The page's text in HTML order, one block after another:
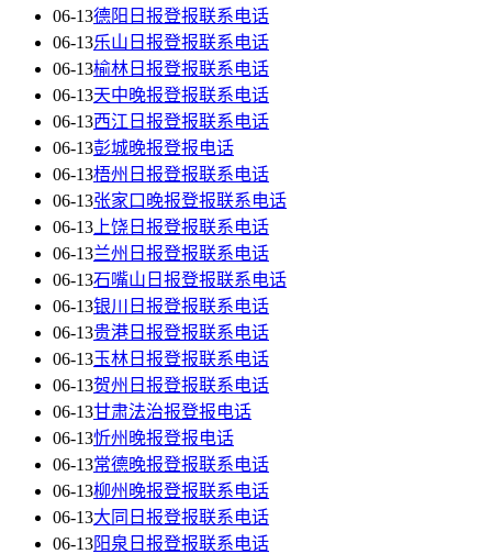
06-13德阳日报登报联系电话
06-13乐山日报登报联系电话
06-13榆林日报登报联系电话
06-13天中晚报登报联系电话
06-13西江日报登报联系电话
06-13彭城晚报登报电话
06-13梧州日报登报联系电话
06-13张家口晚报登报联系电话
06-13 上饶日报登报联系电话
06-13兰州日报登报联系电话
06-13石嘴山日报登报联系电话
06-13银川日报登报联系电话
06-13贵港日报登报联系电话
06-13玉林日报登报联系电话
06-13贺州日报登报联系电话
06-13甘肃法治报登报电话
06-13忻州晚报登报电话
06-13常德晚报登报联系电话
06-13柳州晚报登报联系电话
06-13大同日报登报联系电话
06-13阳泉日报登报联系电话